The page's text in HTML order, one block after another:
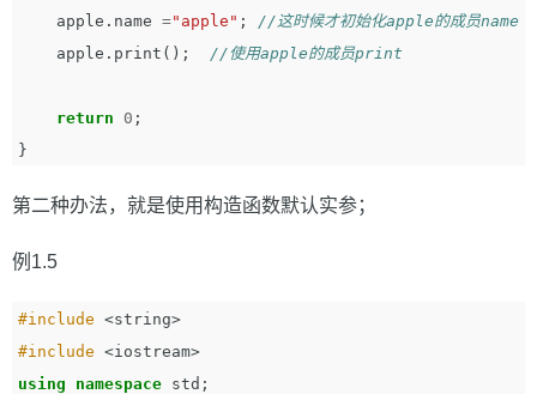
apple . name ="apple" ;
//这时候才初始化apple的成员name
apple . print (); //使用apple的成员print
return 0 ;
}
第二种办法，就是使用构造函数默认实参；
例1.5
#include <string>
#include <iostream>
using
namespace std ;